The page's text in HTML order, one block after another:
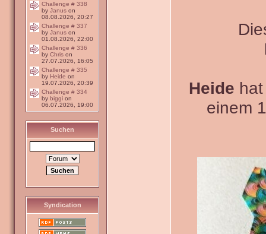
Challenge # 338
by Janus on
08.08.2026, 20:27
Challenge # 337
by Janus on
01.08.2026, 22:00
Challenge # 336
by Chris on
27.07.2026, 16:05
Challenge # 335
by Heide on
19.07.2026, 20:39
Challenge # 334
by biggi on
06.07.2026, 19:00
Suchen
Syndication
Heide
einem